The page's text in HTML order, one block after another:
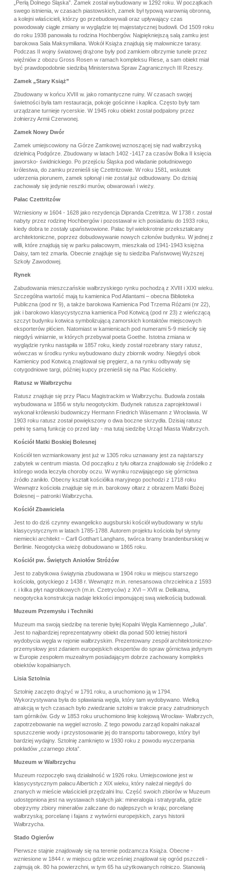
„Perłą Dolnego Śląska”. Zamek został wybudowany w 1292 roku. W początkach
swego istnienia, w czasach piastowskich, zamek był typową warownią obronną,
a kolejni właścicieli, którzy go przebudowywali oraz upływający czas
powodowały ciągłe zmiany w wyglądzie tej majestatycznej budowli. Od 1509 roku
do roku 1938 panowała tu rodzina Hochbergów. Najpiękniejszą salą zamku jest
barokowa Sala Maksymiliana. Wokół Książa znajdują się malownicze tarasy.
Podczas II wojny światowej drążone były pod zamkiem olbrzymie tunele przez
więźniów z obozu Gross Rosen w ramach kompleksu Riese, a sam obiekt miał
być prawdopodobnie siedzibą Ministerstwa Spraw Zagranicznych III Rzeszy.
Zamek „Stary Książ”
Zbudowany w końcu XVIII w. jako romantyczne ruiny. W czasach swojej
świetności była tam restauracja, pokoje gościnne i kaplica. Często były tam
urządzane turnieje rycerskie. W 1945 roku obiekt został podpalony przez
żołnierzy Armii Czerwonej.
Zamek Nowy Dwór
Zamek umiejscowiony na Górze Zamkowej wznoszącej się nad wałbrzyską
dzielnicą Podgórze. Zbudowany w latach 1402 -1417 za czasów Bolka II księcia
jaworsko- świdnickiego. Po przejściu Śląska pod władanie południowego
królestwa, do zamku przenieśli się Czettritzowie. W roku 1581, wskutek
uderzenia piorunem, zamek spłonął i nie został już odbudowany. Do dzisiaj
zachowały się jedynie resztki murów, obwarowań i wieży.
Pałac Czettritzów
Wzniesiony w 1604 - 1628 jako rezydencja Dipranda Czetrittza. W 1738 r. został
nabyty przez rodzinę Hochbergów i pozostawał w ich posiadaniu do 1933 roku,
kiedy dobra te zostały upaństwowione. Pałac był wielokrotnie przekształcany
architektoniczne, poprzez dobudowywanie nowych członów budynku. W jednej z
willi, które znajdują się w parku pałacowym, mieszkała od 1941-1943 księżna
Daisy, tam też zmarła. Obecnie znajduje się tu siedziba Państwowej Wyższej
Szkoły Zawodowej.
Rynek
Zabudowania mieszczańskie wałbrzyskiego rynku pochodzą z XVIII i XIXI wieku.
Szczególna wartość mają tu kamienica Pod Atlantami – obecna Biblioteka
Publiczna (pod nr 9), a także barokowa Kamienica Pod Trzema Różami (nr 22),
jak i barokowo klasycystyczna kamienica Pod Kotwicą (pod nr 23) z wieńczącą
szczyt budynku kotwica symbolizującą zamorskich kontaktów miejscowych
eksporterów płócien. Natomiast w kamienicach pod numerami 5-9 mieściły się
niegdyś winiarnie, w których przebywał poeta Goethe. Istotna zmiana w
wyglądzie rynku nastąpiła w 1857 roku, kiedy został rozebrany stary ratusz,
wówczas w środku rynku wybudowano duży zbiornik wodny. Niegdyś obok
Kamienicy pod Kotwicą znajdował się pręgierz, a na rynku odbywały się
cotygodniowe targi, później kupcy przenieśli się na Plac Kościelny.
Ratusz w Wałbrzychu
Ratusz znajduje się przy Placu Magistrackim w Wałbrzychu. Budowla została
wybudowana w 1856 w stylu neogotyckim. Budynek ratusza zaprojektował i
wykonał królewski budowniczy Hermann Friedrich Wäsemann z Wrocławia. W
1903 roku ratusz został powiększony o dwa boczne skrzydła. Dzisiaj ratusz
pełni tę samą funkcję co przed laty - ma tutaj siedzibę Urząd Miasta Wałbrzych.
Kościół Matki Boskiej Bolesnej
Kościół ten wzmiankowany jest już w 1305 roku uznawany jest za najstarszy
zabytek w centrum miasta. Od początku z tyłu ołtarza znajdowało się źródełko z
którego woda leczyła choroby oczu. W wyniku rozwijającego się górnictwa
źródło zanikło. Obecny kształt kościółka maryjnego pochodzi z 1718 roku
Wewnątrz kościoła znajduje się m.in. barokowy ołtarz z obrazem Matki Bożej
Bolesnej – patronki Wałbrzycha.
Kościół Zbawiciela
Jest to do dziś czynny ewangelicko augsburski kościół wybudowany w stylu
klasycystycznym w latach 1785-1788. Autorem projektu kościoła był słynny
niemiecki architekt – Carll Gotthart Langhans, twórca bramy brandenburskiej w
Berlinie. Neogotycka wieżę dobudowano w 1865 roku.
Kościół pw. Świętych Aniołów Stróżów
Jest to zabytkowa świątynia zbudowana w 1904 roku w miejscu starszego
kościoła, gotyckiego z 1438 r. Wewnątrz m.in. renesansowa chrzcielnica z 1593
r. i kilka płyt nagrobkowych (m.in. Czetryców) z XVI – XVII w. Delikatna,
neogotycka konstrukcja nadaje lekkości imponującej swą wielkością budowali.
Muzeum Przemysłu i Techniki
Muzeum ma swoją siedzibę na terenie byłej Kopalni Węgla Kamiennego „Julia”.
Jest to najbardziej reprezentatywny obiekt dla ponad 500 letniej historii
wydobycia węgla w rejonie wałbrzyskim. Prezentowany zespół architektoniczno-
przemysłowy jest zdaniem europejskich ekspertów do spraw górnictwa jedynym
w Europie zespołem muzealnym posiadającym dobrze zachowany kompleks
obiektów kopalnianych.
Lisia Sztolnia
Sztolnię zaczęto drążyć w 1791 roku, a uruchomiono ją w 1794.
Wykorzystywana była do spławiania węgla, który tam wydobywano. Wielką
atrakcją w tych czasach było zwiedzanie sztolni w trakcie pracy zatrudnionych
tam górników. Gdy w 1853 roku uruchomiono linię kolejową Wrocław- Wałbrzych,
zapotrzebowanie na węgiel wzrosło. Z tego powodu zarząd kopalni nakazał
spuszczenie wody i przystosowanie jej do transportu taborowego, który był
bardziej wydajny. Sztolnię zamknięto w 1930 roku z powodu wyczerpania
pokładów „czarnego złota”.
Muzeum w Wałbrzychu
Muzeum rozpoczęło swą działalność w 1926 roku. Umiejscowione jest w
klasycystycznym pałacu Albertich z XIX wieku, który należał niegdyś do
znanych w mieście właścicieli przędzalni lnu. Część swoich zbiorów w Muzeum
udostępniona jest na wystawach stałych jak: mineralogia i stratygrafia, gdzie
obejrzymy zbiory minerałów zaliczane do najlepszych w kraju; porcelanę
wałbrzyską; porcelanę i fajans z wytwórni europejskich, zarys historii
Wałbrzycha.
Stado Ogierów
Pierwsze stajnie znajdowały się na terenie podzamcza Książa. Obecne -
wzniesione w 1844 r. w miejscu gdzie wcześniej znajdował się ogród pszczeli -
zajmują ok. 80 ha powierzchni, w tym 65 ha użytkowanych rolniczo. Stanowią